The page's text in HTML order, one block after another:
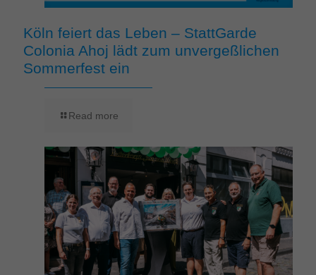
Köln feiert das Leben – StattGarde
Colonia Ahoj lädt zum unvergeßlichen
Sommerfest ein
Read more